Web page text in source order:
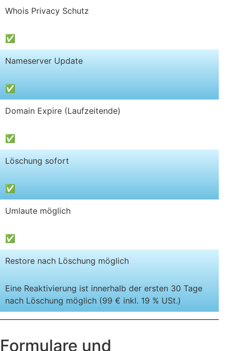
Whois Privacy Schutz
✅
Nameserver Update
✅
Domain Expire (Laufzeitende)
✅
Löschung sofort
✅
Umlaute möglich
✅
Restore nach Löschung möglich
Eine Reaktivierung ist innerhalb der ersten 30 Tage
nach Löschung möglich (99 € inkl. 19 % USt.)
Formulare und